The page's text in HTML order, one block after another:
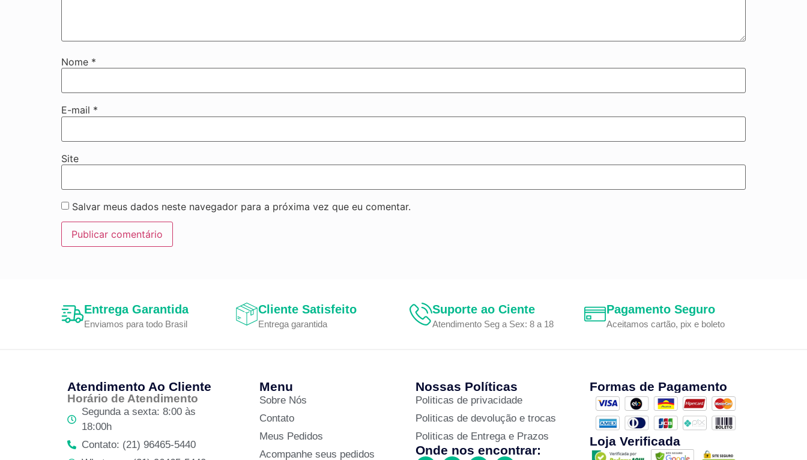
Nome *
E-mail *
Site
Salvar meus dados neste navegador para a próxima vez que eu comentar.
Entrega Garantida
Enviamos para todo Brasil
Cliente Satisfeito
Entrega garantida
Suporte ao Ciente
Atendimento Seg a Sex: 8 a 18
Pagamento Seguro
Aceitamos cartão, pix e boleto
Atendimento Ao Cliente
Horário de Atendimento
Segunda a sexta: 8:00 às
18:00h
Contato: (21) 96465-5440
Menu
Sobre Nós
Contato
Meus Pedidos
Acompanhe seus pedidos
Nossas Políticas
Politicas de privacidade
Politicas de devolução e trocas
Politicas de Entrega e Prazos
Onde nos encontrar:
Formas de Pagamento
Loja Verificada